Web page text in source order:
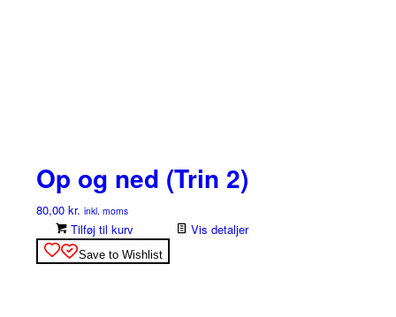
Op og ned (Trin 2)
80,00 kr. inkl. moms
Tilføj til kurv Vis detaljer
Save to Wishlist